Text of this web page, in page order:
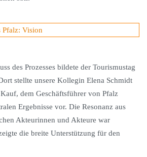
des Prozesses bildete der Tourismustag
stellte unsere Kollegin Elena Schmidt
dem Geschäftsführer von Pfalz
Ergebnisse vor. Die Resonanz aus
Akteurinnen und Akteure war
die breite Unterstützung für den